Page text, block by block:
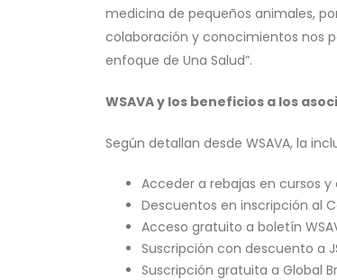
medicina de pequeños animales,
colaboración y conocimientos nos
enfoque de Una Salud”.
WSAVA y los beneficios a los
Según detallan desde WSAVA, la
Acceder a rebajas en cursos
Descuentos en inscripción al
Acceso gratuito a boletín
Suscripción con descuento a
Suscripción gratuita a Global